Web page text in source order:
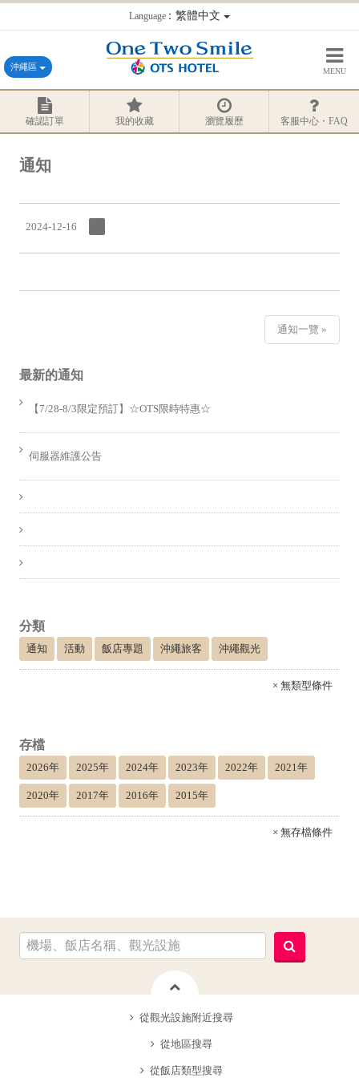
Language：繁體中文
沖繩區 MENU
確認訂單 我的收藏 瀏覽履歷 客服中心・FAQ
通知
2024-12-16
通知一覽 »
最新的通知
【7/28-8/3限定預訂】☆OTS限時特惠☆
伺服器維護公告
分類
通知 活動 飯店專題 沖繩旅客 沖繩觀光
× 無類型條件
存檔
2026年 2025年 2024年 2023年 2022年 2021年
2020年 2017年 2016年 2015年
× 無存檔條件
從觀光設施附近搜尋
從地區搜尋
從飯店類型搜尋